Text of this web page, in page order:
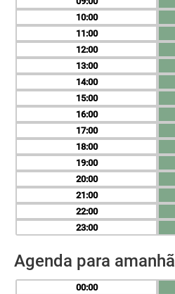
10
11
12
13
14
15
16
17
18
19
20
21
22
23
Agenda para amanhã
00